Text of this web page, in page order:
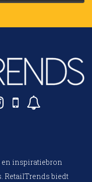
inspiratiebron
RetailTrends biedt